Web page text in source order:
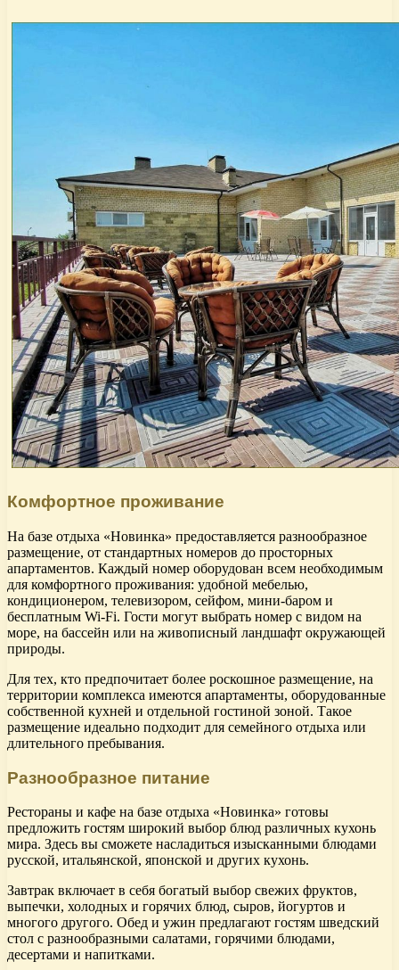
Комфортное проживание
На базе отдыха «Новинка» предоставляется разнообразное
размещение, от стандартных номеров до просторных
апартаментов. Каждый номер оборудован всем необходимым
для комфортного проживания: удобной мебелью,
кондиционером, телевизором, сейфом, мини-баром и
бесплатным Wi-Fi. Гости могут выбрать номер с видом на
море, на бассейн или на живописный ландшафт окружающей
природы.
Для тех, кто предпочитает более роскошное размещение, на
территории комплекса имеются апартаменты, оборудованные
собственной кухней и отдельной гостиной зоной. Такое
размещение идеально подходит для семейного отдыха или
длительного пребывания.
Разнообразное питание
Рестораны и кафе на базе отдыха «Новинка» готовы
предложить гостям широкий выбор блюд различных кухонь
мира. Здесь вы сможете насладиться изысканными блюдами
русской, итальянской, японской и других кухонь.
Завтрак включает в себя богатый выбор свежих фруктов,
выпечки, холодных и горячих блюд, сыров, йогуртов и
многого другого. Обед и ужин предлагают гостям шведский
стол с разнообразными салатами, горячими блюдами,
десертами и напитками.